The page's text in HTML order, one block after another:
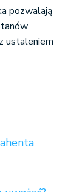
pozwalają
ustaleniem